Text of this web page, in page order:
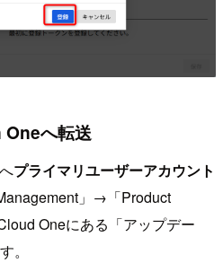
へ転送
プライマリユーザーアカウント
」→「Product
Oneにある「アップデー
。